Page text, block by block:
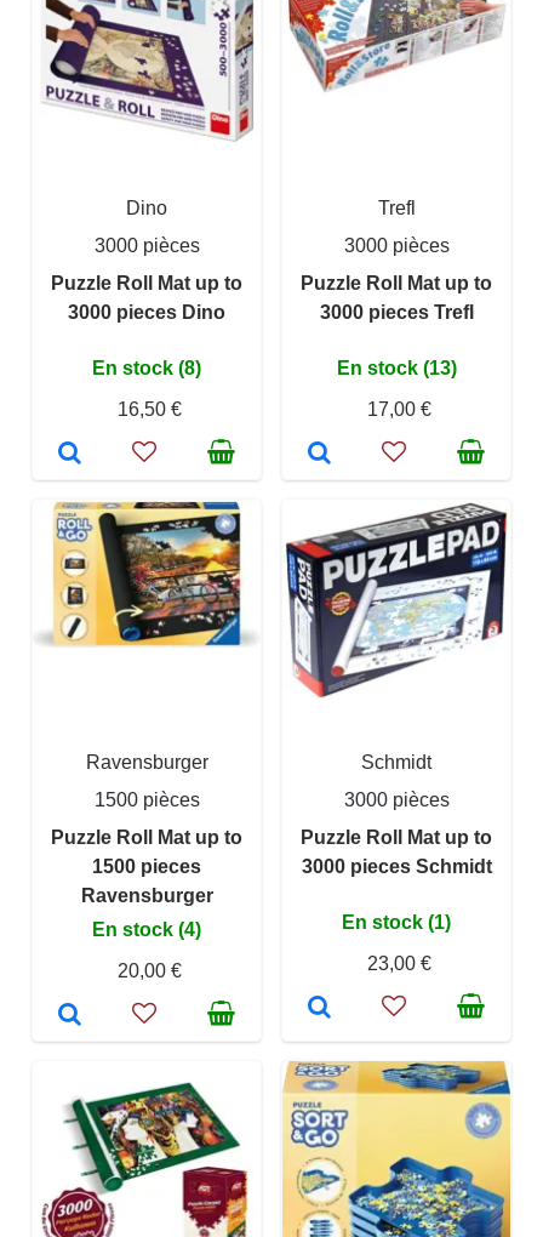
Dino
3000 pièces
Puzzle Roll Mat up to
3000 pieces Dino
En stock (8)
16,50 €
Trefl
3000 pièces
Puzzle Roll Mat up to
3000 pieces Trefl
En stock (13)
17,00 €
Ravensburger
1500 pièces
Puzzle Roll Mat up to
1500 pieces
Ravensburger
En stock (4)
20,00 €
Schmidt
3000 pièces
Puzzle Roll Mat up to
3000 pieces Schmidt
En stock (1)
23,00 €